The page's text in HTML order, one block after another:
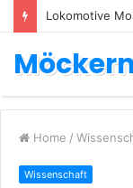
Home /
Wissenschaft